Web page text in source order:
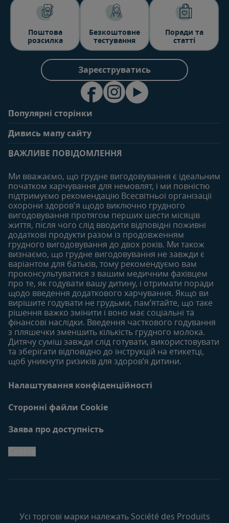
Поштова
розсилка
Безкоштовне
тестування
Поради та
статті
Зареєструватись
Популярні сторінки
Поширені запитання
Особистий кабінет
Придбати
Наші бренди
Безкоштовні тестування
Дивись мапу сайту
Статті
Статті
6-12 місяців
Статті
Продукти
12-18 місяців
Статті
Продукти
18-24 місяців
Статті
Продукти
ВАЖЛИВЕ ПОВІДОМЛЕННЯ
Ми вважаємо, що грудне вигодовування є ідеальним
початком харчування для немовлят, і ми повністю
підтримуємо рекомендацію Всесвітньої організації
охорони здоров'я щодо виключно грудного
вигодовування протягом перших шести місяців
життя, після чого слід вводити відповідні поживні
додаткові продукти разом із продовженням
грудного вигодовування до двох років. Ми також
визнаємо, що грудне вигодовування не завжди є
варіантом для батьків, тому рекомендуємо вам
проконсультуватися з вашим медичним фахівцем
про те, як годувати вашу дитину, і отримати поради
щодо введення додаткового харчування. Якщо ви
вирішите годувати не грудьми, пам’ятайте, що таке
рішення важко змінити і воно має соціальні та
фінансові наслідки. Введення часткового годування
з пляшечки зменшить кількість грудного молока.
Дитячу суміш завжди слід готувати, використовувати
та зберігати відповідно до інструкцій на етикетці,
щоб уникнути ризиків для здоров’я дитини.
Налаштування конфіденційності
Сторонні файли Cookie
Заява про доступність
Усі торгові марки належать Société des Produits